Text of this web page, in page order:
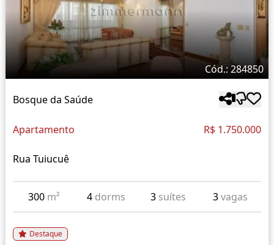
Cód.: 284850
Bosque da Saúde
Apartamento R$ 1.750.000
Rua Tuiucuê
300 m² 4 dorms 3 suítes 3vagas
Destaque